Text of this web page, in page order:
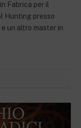
Fabrica per il
Hunting presso
un altro master in